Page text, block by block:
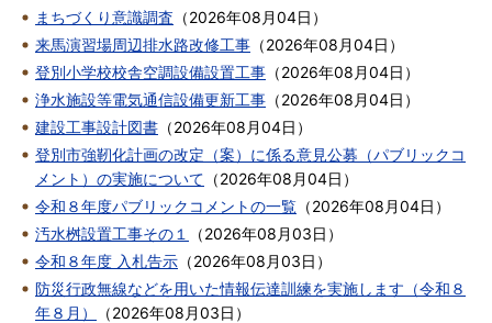
まちづくり意識調査 （2026年08月04日 ）
来馬演習場周辺排水路改修工事 （2026年08月04日 ）
登別小学校校舎空調設備設置工事 （2026年08月04日 ）
浄水施設等電気通信設備更新工事 （2026年08月04日 ）
建設工事設計図書 （2026年08月04日 ）
登別市強靭化計画の改定（案）に係る意見公募（パブリックコ
メント）の実施について （2026年08月04日 ）
令和８年度パブリックコメントの一覧 （2026年08月04日 ）
汚水桝設置工事その１
（2026年08月03日 ）
令和８年度 入札告示 （2026年08月03日 ）
防災行政無線などを用いた情報伝達訓練を実施します（令和８
年８月）
（2026年08月03日 ）